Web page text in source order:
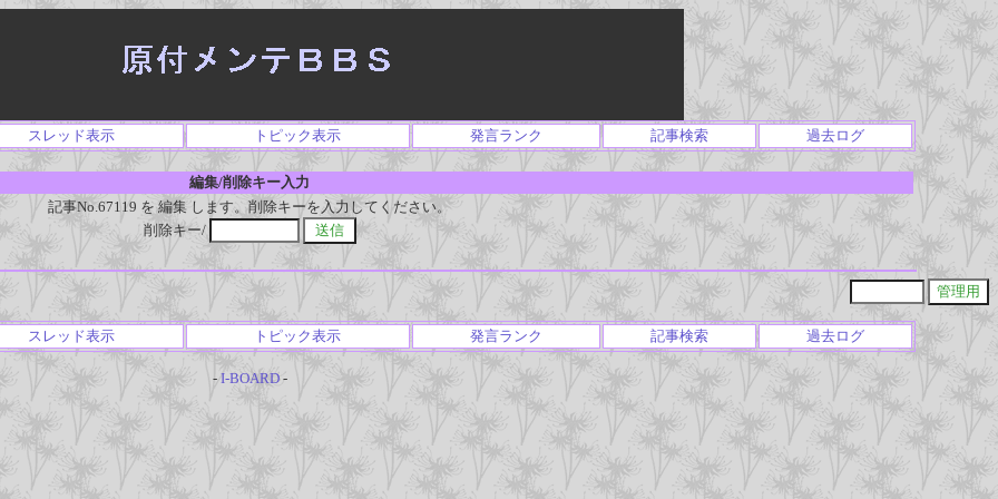
スレッド表示 トピック表示 発言ランク 記事検索 過去ログ
編集/削除キー入力
記事No.67119 を 編集 します。削除キーを入力してください。
削除キー/
スレッド表示 トピック表示 発言ランク 記事検索 過去ログ
- I-BOARD-